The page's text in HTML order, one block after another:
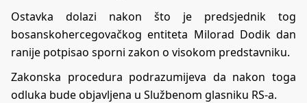
Ostavka dolazi nakon što je predsjednik tog
bosanskohercegovačkog entiteta Milorad Dodik dan
ranije potpisao sporni zakon o visokom predstavniku.
Zakonska procedura podrazumijeva da nakon toga
odluka bude objavljena u Službenom glasniku RS-a.